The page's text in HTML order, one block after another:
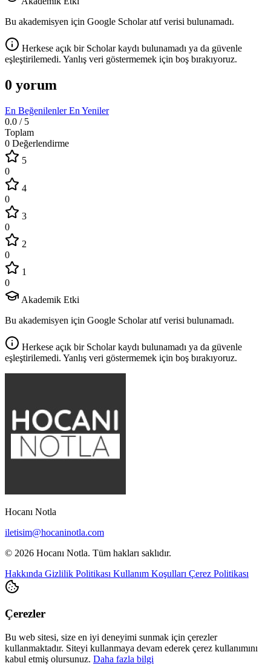
Bu akademisyen için Google Scholar atıf verisi bulunamadı.
Herkese açık bir Scholar kaydı bulunamadı ya da güvenle
eşleştirilemedi. Yanlış veri göstermemek için boş bırakıyoruz.
0 yorum
En BeğenilenlerEn Yeniler
0.0 / 5
Toplam
0 Değerlendirme
5
0
4
0
3
0
2
0
1
0
Akademik Etki
Bu akademisyen için Google Scholar atıf verisi bulunamadı.
Herkese açık bir Scholar kaydı bulunamadı ya da güvenle
eşleştirilemedi. Yanlış veri göstermemek için boş bırakıyoruz.
Hocanı Notla
iletisim@hocaninotla.com
© 2026 Hocanı Notla. Tüm hakları saklıdır.
Hakkında Gizlilik Politikası Kullanım Koşulları Çerez Politikası
Çerezler
Bu web sitesi, size en iyi deneyimi sunmak için çerezler
kullanmaktadır. Siteyi kullanmaya devam ederek çerez kullanımını
kabul etmiş olursunuz. Daha fazla bilgi